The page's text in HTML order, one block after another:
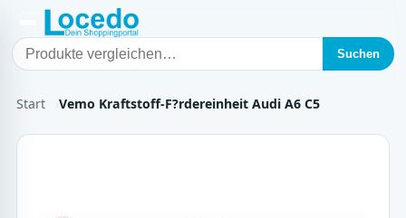
Suchen
Start Vemo Kraftstoff-F?rdereinheit Audi A6 C5